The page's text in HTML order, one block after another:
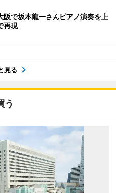
阪で坂本龍一さんピアノ演奏を上
再現
見る
う